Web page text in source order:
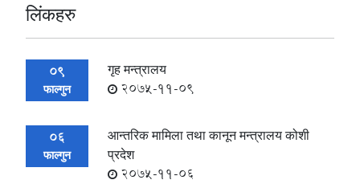
लिंकहरु
09
फाल्गुन
गृह मन्त्रालय
2075-11-09
06
फाल्गुन
आन्तरिक मामिला तथा कानून मन्त्रालय कोशी
प्रदेश
2075-11-06